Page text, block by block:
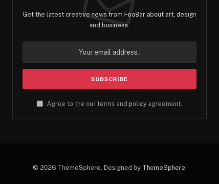
Get the latest creative news from FooBar about art, design
and business.
Agree to the our terms and policy agreement.
© 2026 ThemeSphere. Designed by ThemeSphere